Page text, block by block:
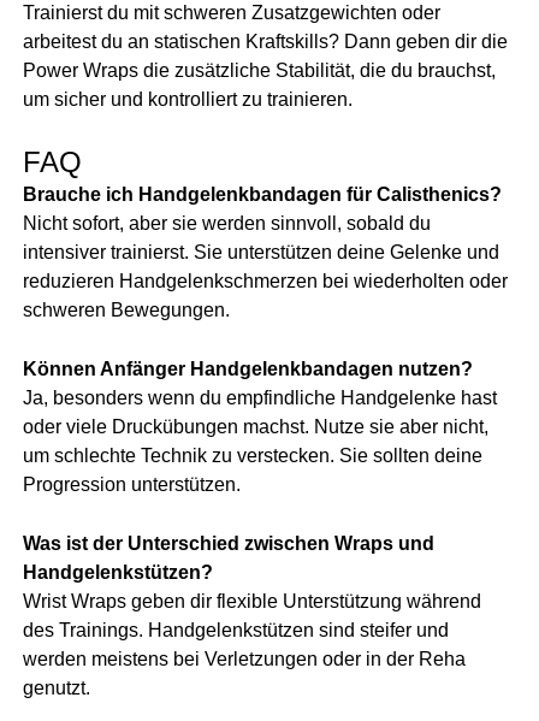
Trainierst du mit schweren Zusatzgewichten oder
arbeitest du an statischen Kraftskills? Dann geben dir die
Power Wraps die zusätzliche Stabilität, die du brauchst,
um sicher und kontrolliert zu trainieren.
FAQ
Brauche ich Handgelenkbandagen für Calisthenics?
Nicht sofort, aber sie werden sinnvoll, sobald du
intensiver trainierst. Sie unterstützen deine Gelenke und
reduzieren Handgelenkschmerzen bei wiederholten oder
schweren Bewegungen.
Können Anfänger Handgelenkbandagen nutzen?
Ja, besonders wenn du empfindliche Handgelenke hast
oder viele Druckübungen machst. Nutze sie aber nicht,
um schlechte Technik zu verstecken. Sie sollten deine
Progression unterstützen.
Was ist der Unterschied zwischen Wraps und
Handgelenkstützen?
Wrist Wraps geben dir flexible Unterstützung während
des Trainings. Handgelenkstützen sind steifer und
werden meistens bei Verletzungen oder in der Reha
genutzt.